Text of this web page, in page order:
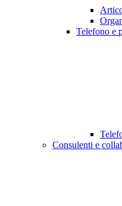
Telefono e
Consulenti e